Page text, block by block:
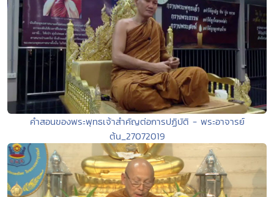
คำสอนของพระพุทธเจ้าสำคัญต่อการปฏิบัติ - พระอาจารย์
ต้น_27072019